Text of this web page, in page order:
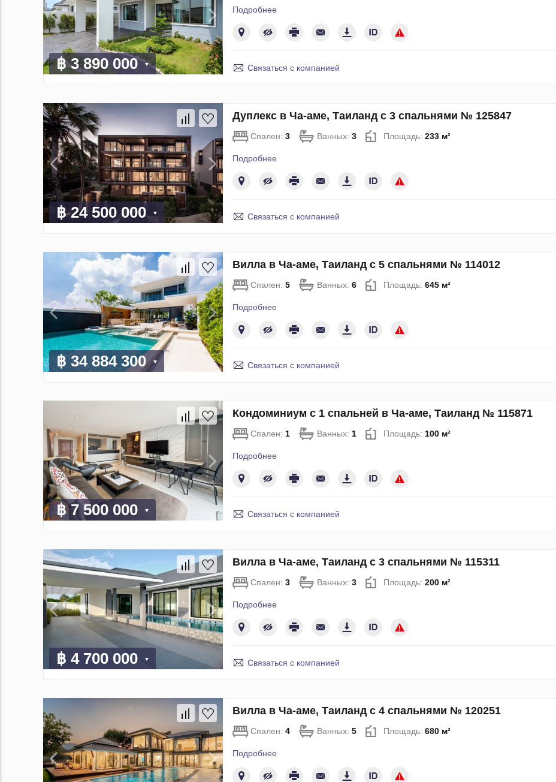
฿ 3 890 000
Подробнее
Связаться с компанией
฿ 24 500 000
Дуплекс в Ча-аме, Таиланд с 3 спальнями № 125847
Спален: 3 Ванных: 3 Площадь: 233 м²
Подробнее
Связаться с компанией
฿ 34 884 300
Вилла в Ча-аме, Таиланд с 5 спальнями № 114012
Спален: 5 Ванных: 6 Площадь: 645 м²
Подробнее
Связаться с компанией
฿ 7 500 000
Кондоминиум с 1 спальней в Ча-аме, Таиланд № 115871
Спален: 1 Ванных: 1 Площадь: 100 м²
Подробнее
Связаться с компанией
฿ 4 700 000
Вилла в Ча-аме, Таиланд с 3 спальнями № 115311
Спален: 3 Ванных: 3 Площадь: 200 м²
Подробнее
Связаться с компанией
Вилла в Ча-аме, Таиланд с 4 спальнями № 120251
Спален: 4 Ванных: 5 Площадь: 680 м²
Подробнее